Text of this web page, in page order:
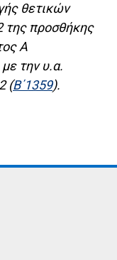
θετικών
της προσθήκης
Α
την υ.α.
(Β΄1359).